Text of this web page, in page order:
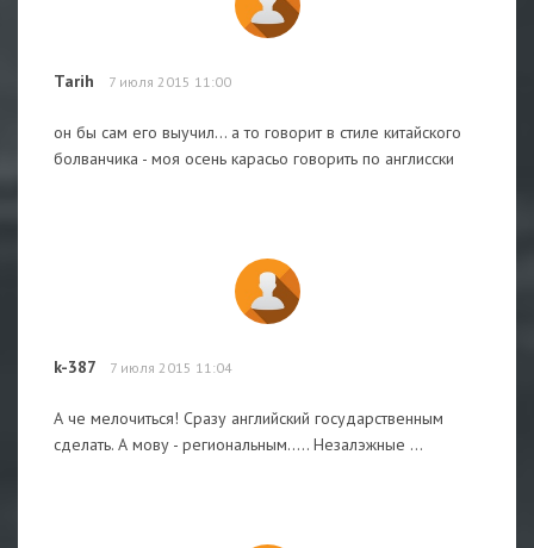
Tarih 7 июля 2015 11:00
он бы сам его выучил... а то говорит в стиле китайского
болванчика - моя осень карасьо говорить по англисски
k-387 7 июля 2015 11:04
А че мелочиться! Сразу английский государственным
сделать. А мову - региональным..... Незалэжные ...